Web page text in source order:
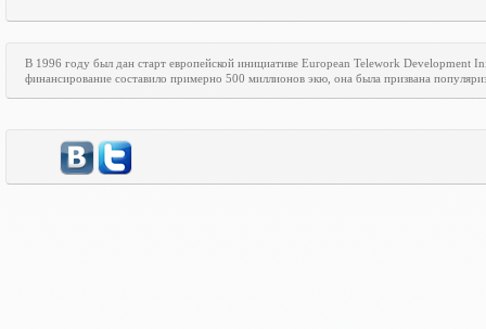
В 1996 году был дан старт европейской инициативе European Telework Development
финансирование составило примерно 500 миллионов экю, она была призвана